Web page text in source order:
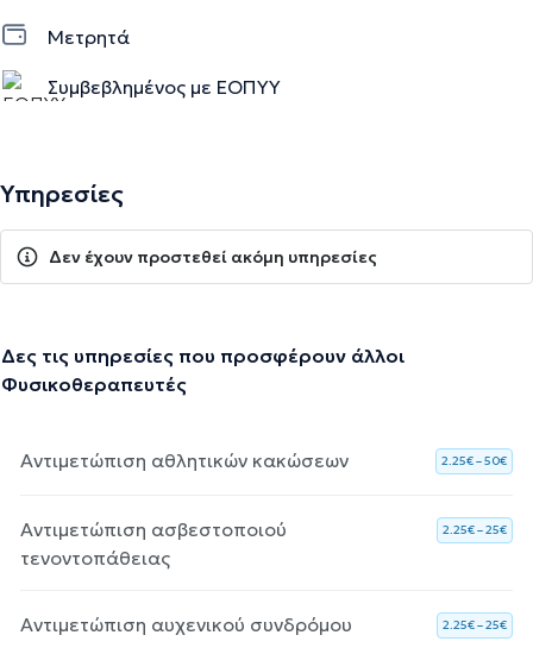
Μετρητά
Συμβεβλημένος με ΕΟΠΥΥ
Υπηρεσίες
Δεν έχουν προστεθεί ακόμη υπηρεσίες
Δες τις υπηρεσίες που προσφέρουν άλλοι
Φυσικοθεραπευτές
Αντιμετώπιση αθλητικών κακώσεων 2.25€ – 50€
Αντιμετώπιση ασβεστοποιού
τενοντοπάθειας
2.25€ – 25€
Αντιμετώπιση αυχενικού συνδρόμου 2.25€ – 25€